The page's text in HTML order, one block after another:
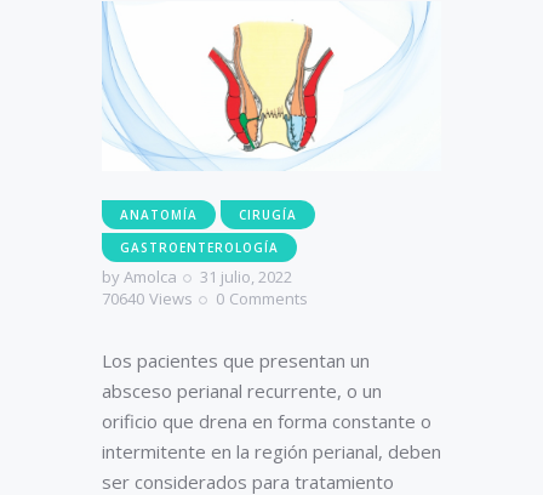
ANATOMÍA
CIRUGÍA
GASTROENTEROLOGÍA
byAmolca
31 julio, 2022
70640 Views 0 Comments
Los pacientes que presentan un
absceso perianal recurrente, o un
orificio que drena en forma constante o
intermitente en la región perianal, deben
ser considerados para tratamiento